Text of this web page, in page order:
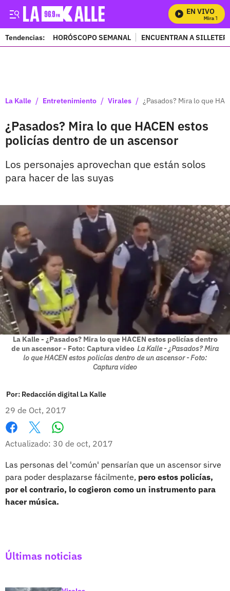
EN VIVO
Mira Todos
Tendencias: HORÓSCOPO SEMANAL ENCUENTRAN A
La Kalle / Entretenimiento / Virales / ¿Pasados? Mira lo que
¿Pasados? Mira lo que HACEN estos
policías dentro de un ascensor
Los personajes aprovechan que están solos
para hacer de las suyas
La Kalle - ¿Pasados? Mira lo que HACEN estos policías dentro
de un ascensor - Foto: Captura video La Kalle - ¿Pasados? Mira
lo que HACEN estos policías dentro de un ascensor - Foto:
Captura video
Por: Redacción digital La Kalle
29 de Oct, 2017
Facebook
X
Actualizado: 30 de oct, 2017
Las personas del 'común' pensarían que un ascensor sirve
para poder desplazarse fácilmente, pero estos policías,
por el contrario, lo cogieron como un instrumento para
hacer música.
Últimas noticias